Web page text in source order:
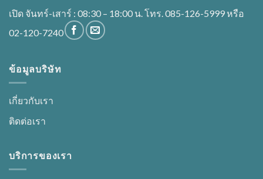
เปิด จันทร์-เสาร์ : 08:30 – 18:00 น. โทร. 085-126-5999 หรือ
02-120-7240
ข้อมูลบริษัท
เกี่ยวกับเรา
ติดต่อเรา
บริการของเรา